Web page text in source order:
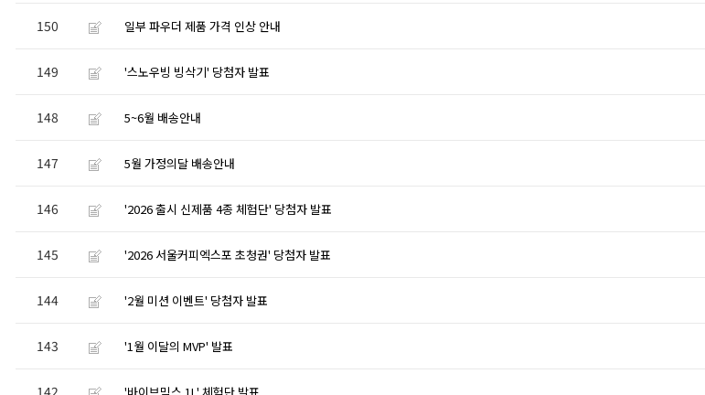
150 일부 파우더 제품 가격 인상 안내
149 '스노우빙 빙삭기' 당첨자 발표
148 5~6월 배송안내
147 5월 가정의달 배송안내
146 '2026 출시 신제품 4종 체험단' 당첨자 발표
145 '2026 서울커피엑스포 초청권' 당첨자 발표
144 '2월 미션 이벤트' 당첨자 발표
143 '1월 이달의 MVP' 발표
142